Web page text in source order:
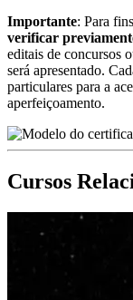
Importante: Para
verificar
editais de concursos
será apresentado.
particulares para a
aperfeiçoamento.
Cursos